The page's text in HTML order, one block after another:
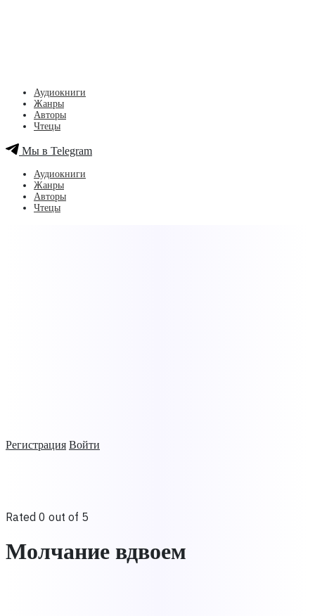
Регистрация Войти
Аудиокниги
Жанры
Авторы
Чтецы
Мы в Telegram
Аудиокниги
Жанры
Авторы
Чтецы
Rated 0 out of 5
Молчание вдвоем